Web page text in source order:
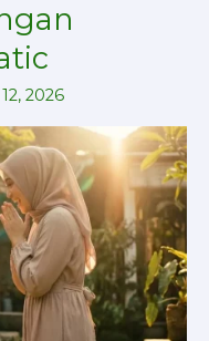
2026